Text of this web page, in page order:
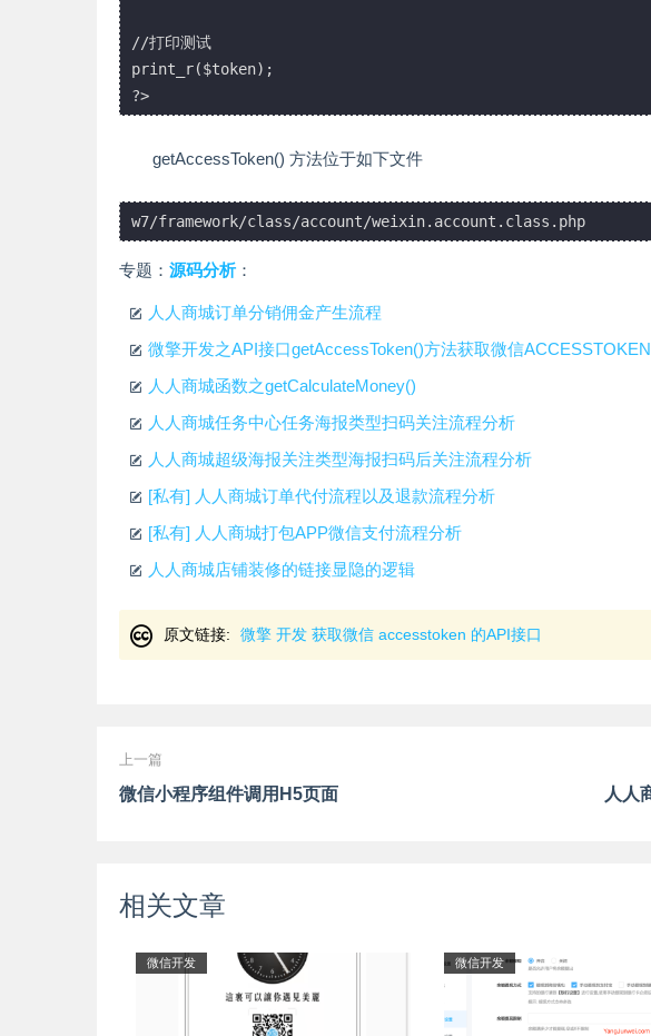
//打印测试
print_r($token);
getAccessToken() 方法位于如下文件
专题： 源码分析：
人人商城订单分销佣金产生流程
微擎开发之API接口getAccessToken()方法获取微信ACCESSTOKEN
人人商城函数之getCalculateMoney()
人人商城任务中心任务海报类型扫码关注流程分析
人人商城超级海报关注类型海报扫码后关注流程分析
[私有] 人人商城订单代付流程以及退款流程分析
[私有] 人人商城打包APP微信支付流程分析
人人商城店铺装修的链接显隐的逻辑
原文链接: 微擎 开发 获取微信 accesstoken 的API接口
上一篇
微信小程序组件调用H5页面
相关文章
微信开发 微信开发